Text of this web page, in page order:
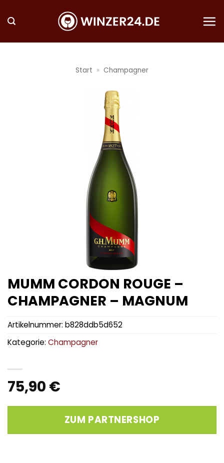
Inhalt
Start » Champagner
MUMM CORDON ROUGE –
CHAMPAGNER – MAGNUM
75,90 €
ZUM PARTNERSHOP
Artikelnummer: b828ddb5d652
Kategorie: Champagner